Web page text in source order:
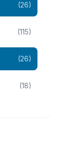
(26)
(115)
(26)
(18)